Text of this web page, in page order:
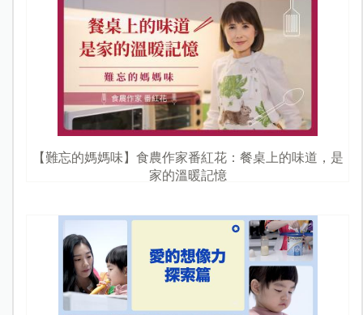
【難忘的媽媽味】食農作家番紅花：餐桌上的味道，是
家的溫暖記憶